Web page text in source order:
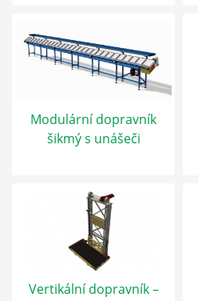
Modulární dopravník
šikmý s unášeči
Vertikální dopravník –